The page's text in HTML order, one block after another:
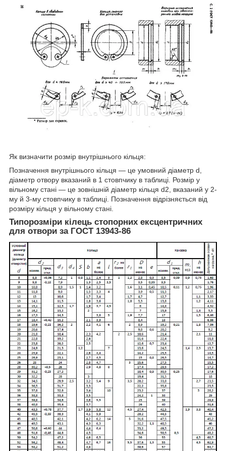
Як визначити розмір внутрішнього кільця:
Позначення внутрішнього кільця — це умовний діаметр d,
діаметр отвору вказаний в 1 стовпчику в таблиці. Розмір у
вільному стані — це зовнішній діаметр кільця d2, вказаний у 2-
му й 3-му стовпчику в таблиці. Позначення відрізняється від
розміру кільця у вільному стані.
Типорозміри кілець стопорних ексцентричних
для отвори за ГОСТ 13943-86